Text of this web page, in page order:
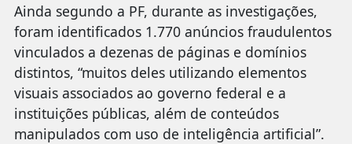
Ainda segundo a PF, durante as investigações,
foram identificados 1.770 anúncios fraudulentos
vinculados a dezenas de páginas e domínios
distintos, “muitos deles utilizando elementos
visuais associados ao governo federal e a
instituições públicas, além de conteúdos
manipulados com uso de inteligência artificial”.